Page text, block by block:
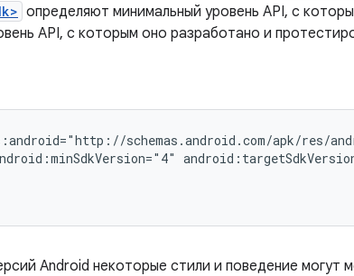
определяют минимальный уровень API, с
API, с которым оно разработано и
schemas.android.com/apk/res/
Android некоторые стили и поведение могут